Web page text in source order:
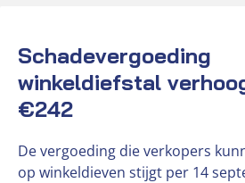
Schadevergoeding
winkeldiefstal
€242
De vergoeding die verkopers
op winkeldieven stijgt per 14